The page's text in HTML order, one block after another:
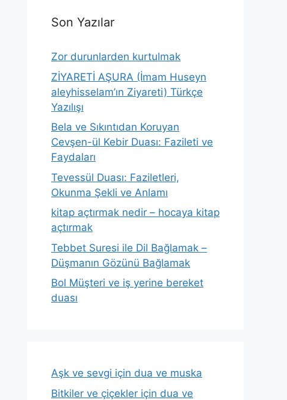
Son Yazılar
Zor durunlarden kurtulmak
ZİYARETİ AŞURA (İmam Huseyn
aleyhisselam’ın Ziyareti) Türkçe
Yazılışı
Bela ve Sıkıntıdan Koruyan
Cevşen-ül Kebir Duası: Fazileti ve
Faydaları
Tevessül Duası: Faziletleri,
Okunma Şekli ve Anlamı
kitap açtırmak nedir – hocaya kitap
açtırmak
Tebbet Suresi ile Dil Bağlamak –
Düşmanın Gözünü Bağlamak
Bol Müşteri ve iş yerine bereket
duası
Aşk ve sevgi için dua ve muska
Bitkiler ve çiçekler için dua ve